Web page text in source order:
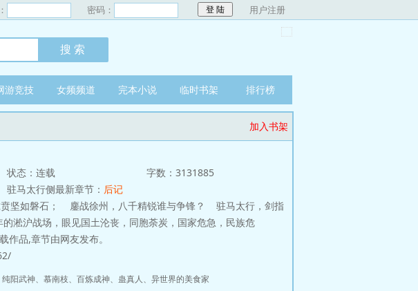
密码： 用户注册
游竞技 女频频道 完本小说 临时书架 排行榜
加入书架
状态：连载
字数：3131885
驻马太行侧最新章节： 后记
如磐石； 鏖战徐州，八千精锐谁与争锋？ 驻马太行，剑指
淞沪战场，眼见国土沦丧，同胞荼炭，国家危急，民族危
作品,章节由网友发布。
纯阳武神、 慕南枝、 百炼成神、 蛊真人、 异世界的美食家